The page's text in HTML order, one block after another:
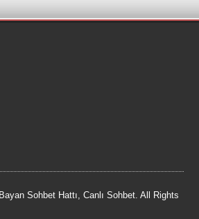
Sohbet Hattı, Canlı Sohbet. All Rights